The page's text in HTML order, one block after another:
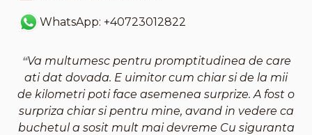
WhatsApp: +40723012822
Va multumesc pentru promptitudinea de care
ati dat dovada. E uimitor cum chiar si de la mii
de kilometri poti face asemenea surprize. A fost o
surpriza chiar si pentru mine, avand in vedere ca
buchetul a sosit mult mai devreme Cu siguranta